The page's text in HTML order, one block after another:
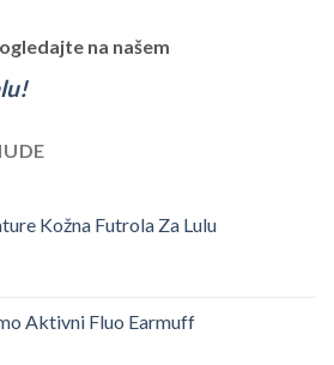
na našem
Kožna Futrola Za Lulu
Aktivni Fluo Earmuff